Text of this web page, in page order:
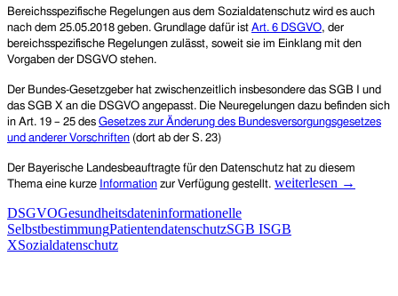
Bereichsspezifische Regelungen aus dem Sozialdatenschutz wird es auch
nach dem 25.05.2018 geben. Grundlage dafür ist Art. 6 DSGVO, der
bereichsspezifische Regelungen zulässt, soweit sie im Einklang mit den
Vorgaben der DSGVO stehen.
Der Bundes-Gesetzgeber hat zwischenzeitlich insbesondere das SGB I und
das SGB X an die DSGVO angepasst. Die Neuregelungen dazu befinden sich
in Art. 19 – 25 des Gesetzes zur Änderung des Bundesversorgungsgesetzes
und anderer Vorschriften (dort ab der S. 23)
Der Bayerische Landesbeauftragte für den Datenschutz hat zu diesem
Thema eine kurze Information zur Verfügung gestellt. Die
Grundverordnung
weiterlesen →
DSGVOGesundheitsdateninformationelle
SelbstbestimmungPatientendatenschutzSGB ISGB
XSozialdatenschutz